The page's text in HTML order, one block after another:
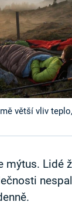
větší vliv
mýtus. Lidé